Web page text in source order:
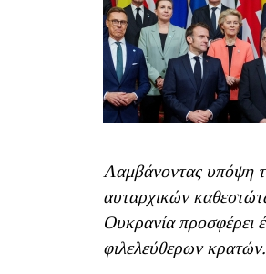
Λαμβάνοντας υπόψη
αυταρχικών
Ουκρανία προσφέρει
φιλελεύθερων κρατών.